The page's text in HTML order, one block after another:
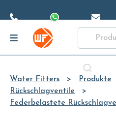
Water Fitters Produkte
Rückschlagventile
Federbelastete